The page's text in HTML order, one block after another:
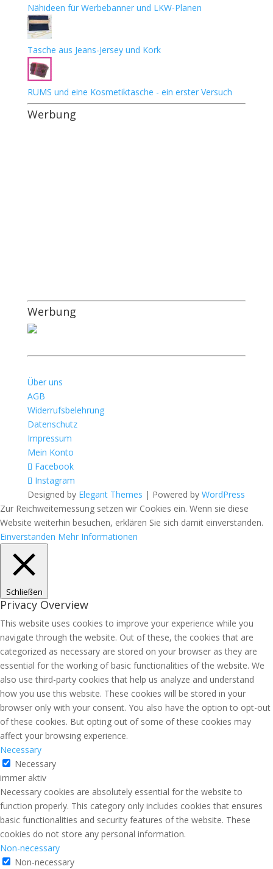
Nähideen für Werbebanner und LKW-Planen
Tasche aus Jeans-Jersey und Kork
RUMS und eine Kosmetiktasche - ein erster Versuch
Werbung
Werbung
Über uns
AGB
Widerrufsbelehrung
Datenschutz
Impressum
Mein Konto
Facebook
Instagram
Designed by Elegant Themes | Powered by WordPress
Zur Reichweitemessung setzen wir Cookies ein. Wenn sie diese
Website weiterhin besuchen, erklären Sie sich damit einverstanden.
Einverstanden Mehr Informationen
Schließen
Privacy Overview
This website uses cookies to improve your experience while you
navigate through the website. Out of these, the cookies that are
categorized as necessary are stored on your browser as they are
essential for the working of basic functionalities of the website. We
also use third-party cookies that help us analyze and understand
how you use this website. These cookies will be stored in your
browser only with your consent. You also have the option to opt-out
of these cookies. But opting out of some of these cookies may
affect your browsing experience.
Necessary
Necessary
immer aktiv
Necessary cookies are absolutely essential for the website to
function properly. This category only includes cookies that ensures
basic functionalities and security features of the website. These
cookies do not store any personal information.
Non-necessary
Non-necessary